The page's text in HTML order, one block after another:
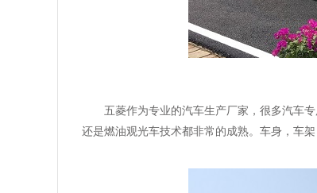
五菱作为专业的汽车生产厂家，很多汽车
还是燃油观光车技术都非常的成熟。车身，车